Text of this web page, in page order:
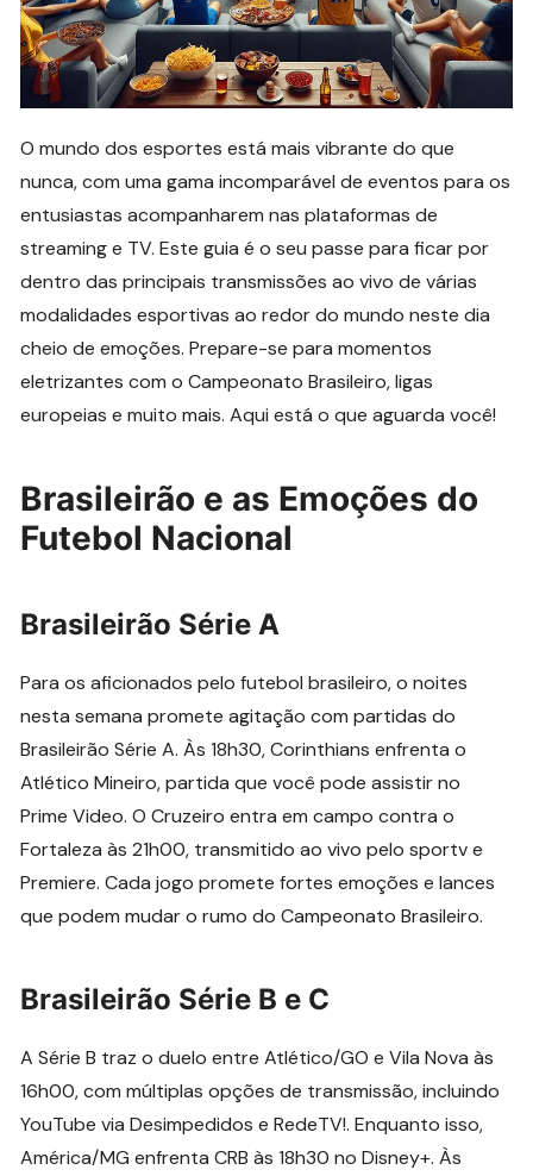
O mundo dos esportes está mais vibrante do que
nunca, com uma gama incomparável de eventos para os
entusiastas acompanharem nas plataformas de
streaming e TV. Este guia é o seu passe para ficar por
dentro das principais transmissões ao vivo de várias
modalidades esportivas ao redor do mundo neste dia
cheio de emoções. Prepare-se para momentos
eletrizantes com o Campeonato Brasileiro, ligas
europeias e muito mais. Aqui está o que aguarda você!
Brasileirão e as Emoções do
Futebol Nacional
Brasileirão Série A
Para os aficionados pelo futebol brasileiro, o noites
nesta semana promete agitação com partidas do
Brasileirão Série A. Às 18h30, Corinthians enfrenta o
Atlético Mineiro, partida que você pode assistir no
Prime Video. O Cruzeiro entra em campo contra o
Fortaleza às 21h00, transmitido ao vivo pelo sportv e
Premiere. Cada jogo promete fortes emoções e lances
que podem mudar o rumo do Campeonato Brasileiro.
Brasileirão Série B e C
A Série B traz o duelo entre Atlético/GO e Vila Nova às
16h00, com múltiplas opções de transmissão, incluindo
YouTube via Desimpedidos e RedeTV!. Enquanto isso,
América/MG enfrenta CRB às 18h30 no Disney+. Às